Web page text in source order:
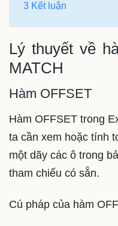
3 Kết luận
Lý thuyết về
MATCH
Hàm OFFSET
Hàm OFFSET trong
ta cần xem hoặc tính
một dãy các ô trong
tham chiếu có sẵn.
Cú pháp của hàm